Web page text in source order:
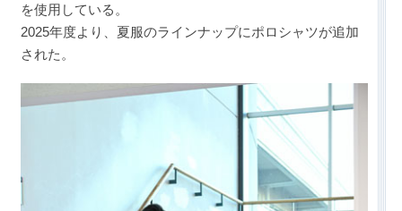
を使用している。
2025年度より、夏服のラインナップにポロシャツが追加
された。